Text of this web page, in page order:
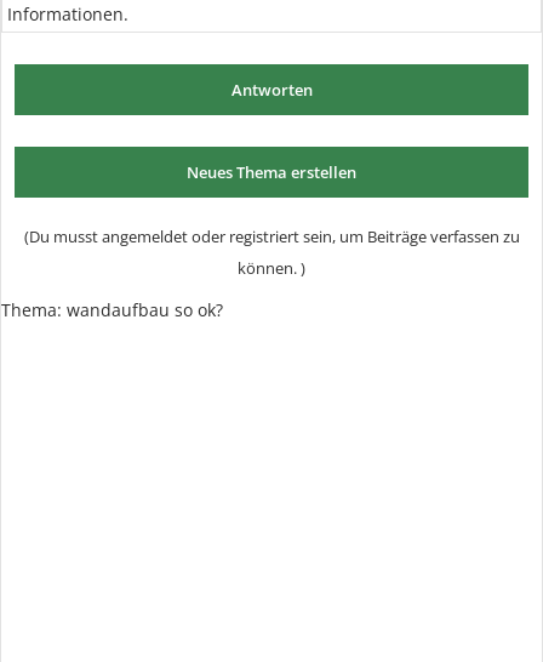
Informationen.
Antworten
Neues Thema erstellen
(Du musst angemeldet oder registriert sein, um Beiträge verfassen zu
können. )
Thema: wandaufbau so ok?